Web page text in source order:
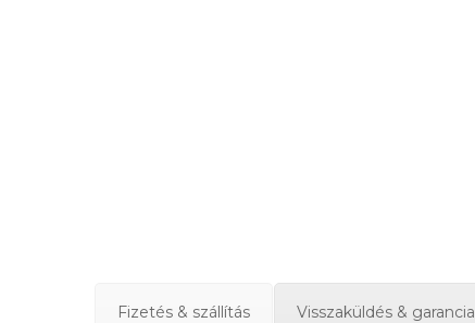
Fizetés & szállítás Visszaküldés & garancia